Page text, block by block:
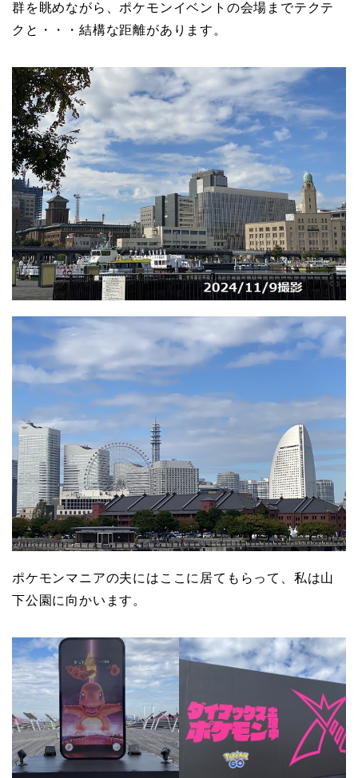
群を眺めながら、ポケモンイベントの会場までテクテ
クと・・・結構な距離があります。
ポケモンマニアの夫にはここに居てもらって、私は山
下公園に向かいます。